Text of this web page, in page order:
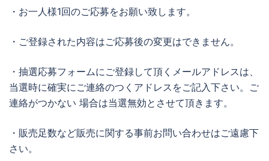
・お一人様1回のご応募をお願い致します。
・ご登録された内容はご応募後の変更はできません。
・抽選応募フォームにご登録して頂くメールアドレスは、
当選時に確実にご連絡のつくアドレスをご記入下さい。ご
連絡がつかない 場合は当選無効とさせて頂きます。
・販売足数など販売に関する事前お問い合わせはご遠慮下
さい。